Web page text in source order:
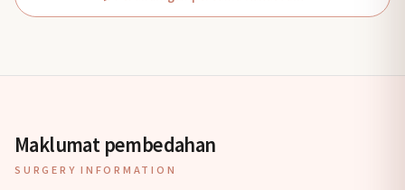
Maklumat pembedahan
SURGERY INFORMATION